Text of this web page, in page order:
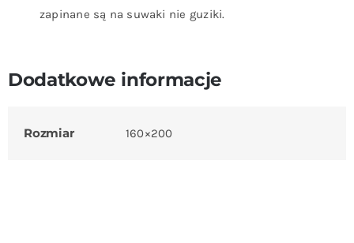
zapinane są na suwaki nie guziki.
Dodatkowe informacje
Rozmiar 160×200